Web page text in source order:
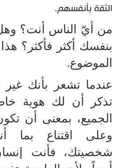
الثقة بأنفسهم.
من أيّ الناس أنت؟
بنفسك أكثر فأكثر؟
الموضوع.
عندما تشعر بأنك غير
تذكر أن لك هوية
الجميع، بمعنى أن
وعلى اقتناع بما
شخصيتك، فأنت